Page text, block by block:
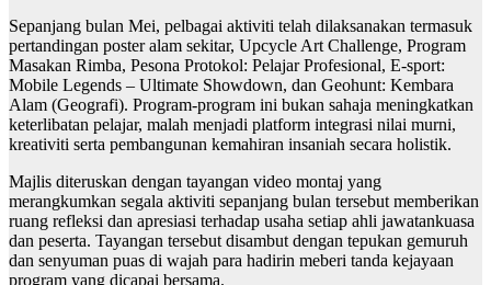
Sepanjang bulan Mei, pelbagai aktiviti telah dilaksanakan termasuk
pertandingan poster alam sekitar, Upcycle Art Challenge, Program
Masakan Rimba, Pesona Protokol: Pelajar Profesional, E-sport:
Mobile Legends – Ultimate Showdown, dan Geohunt: Kembara
Alam (Geografi). Program-program ini bukan sahaja meningkatkan
keterlibatan pelajar, malah menjadi platform integrasi nilai murni,
kreativiti serta pembangunan kemahiran insaniah secara holistik.
Majlis diteruskan dengan tayangan video montaj yang
merangkumkan segala aktiviti sepanjang bulan tersebut memberikan
ruang refleksi dan apresiasi terhadap usaha setiap ahli jawatankuasa
dan peserta. Tayangan tersebut disambut dengan tepukan gemuruh
dan senyuman puas di wajah para hadirin meberi tanda kejayaan
program yang dicapai bersama.